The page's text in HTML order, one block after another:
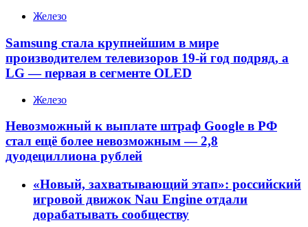
Железо
Samsung стала крупнейшим в мире
производителем телевизоров 19-й год подряд, а
LG — первая в сегменте OLED
Железо
Невозможный к выплате штраф Google в РФ
стал ещё более невозможным — 2,8
дуодециллиона рублей
«Новый, захватывающий этап»: российский
игровой движок Nau Engine отдали
дорабатывать сообществу